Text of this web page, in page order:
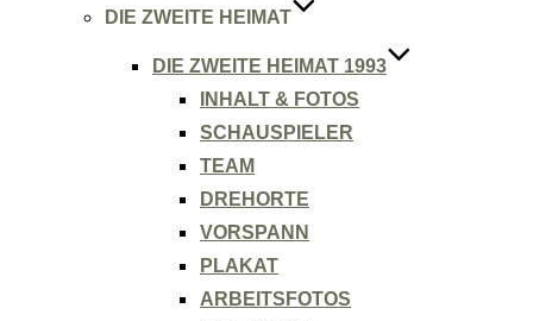
DIE ZWEITE HEIMAT
DIE ZWEITE HEIMAT 1993
INHALT & FOTOS
SCHAUSPIELER
TEAM
DREHORTE
VORSPANN
PLAKAT
ARBEITSFOTOS